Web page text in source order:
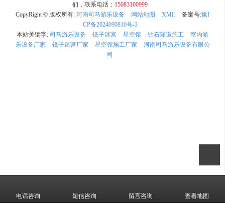
们，联系电话： 15083100999
CopyRight © 版权所有: 河南司马游乐设备 网站地图 XML 备案号:豫I
CP备2024090810号-3
本站关键字: 司马游乐设备 镜子迷宫 星空馆 钻石隧道施工
室内游
乐设备厂家
镜子迷宫厂家 星空馆施工厂家
河南司马游乐设备有限公
司
电话咨询 短信咨询 留言咨询 查看地图